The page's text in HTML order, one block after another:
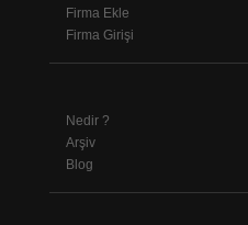
Firma Ekle
Firma Girişi
Nedir ?
Arşiv
Blog